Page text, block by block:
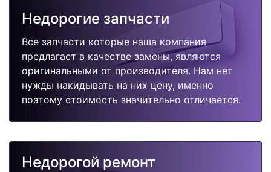
Недорогие запчасти
Все запчасти которые наша компания
предлагает в качестве замены, являются
оригинальными от производителя. Нам нет
нужды накидывать на них цену, именно
поэтому стоимость значительно отличается.
Недорогой ремонт